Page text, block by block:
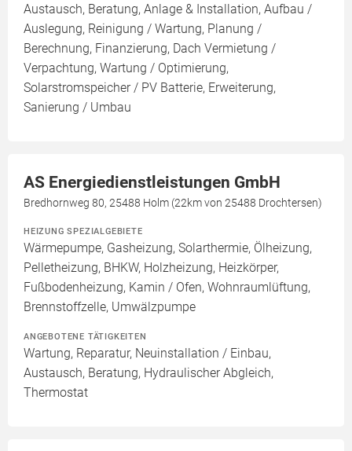
Austausch, Beratung, Anlage & Installation, Aufbau /
Auslegung, Reinigung / Wartung, Planung /
Berechnung, Finanzierung, Dach Vermietung /
Verpachtung, Wartung / Optimierung,
Solarstromspeicher / PV Batterie, Erweiterung,
Sanierung / Umbau
AS Energiedienstleistungen GmbH
Bredhornweg 80, 25488 Holm (22km von 25488 Drochtersen)
HEIZUNG SPEZIALGEBIETE
Wärmepumpe, Gasheizung, Solarthermie, Ölheizung,
Pelletheizung, BHKW, Holzheizung, Heizkörper,
Fußbodenheizung, Kamin / Ofen, Wohnraumlüftung,
Brennstoffzelle, Umwälzpumpe
ANGEBOTENE TÄTIGKEITEN
Wartung, Reparatur, Neuinstallation / Einbau,
Austausch, Beratung, Hydraulischer Abgleich,
Thermostat